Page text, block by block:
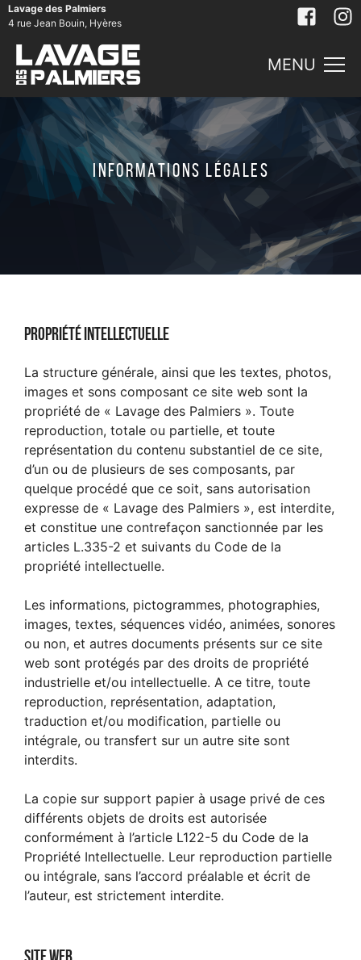
Lavage des Palmiers
4 rue Jean Bouin, Hyères
MENU
INFORMATIONS LÉGALES
Propriété Intellectuelle
La structure générale, ainsi que les textes, photos,
images et sons composant ce site web sont la
propriété de « Lavage des Palmiers ». Toute
reproduction, totale ou partielle, et toute
représentation du contenu substantiel de ce site,
d’un ou de plusieurs de ses composants, par
quelque procédé que ce soit, sans autorisation
expresse de « Lavage des Palmiers », est interdite,
et constitue une contrefaçon sanctionnée par les
articles L.335-2 et suivants du Code de la
propriété intellectuelle.
Les informations, pictogrammes, photographies,
images, textes, séquences vidéo, animées, sonores
ou non, et autres documents présents sur ce site
web sont protégés par des droits de propriété
industrielle et/ou intellectuelle. A ce titre, toute
reproduction, représentation, adaptation,
traduction et/ou modification, partielle ou
intégrale, ou transfert sur un autre site sont
interdits.
La copie sur support papier à usage privé de ces
différents objets de droits est autorisée
conformément à l’article L122-5 du Code de la
Propriété Intellectuelle. Leur reproduction partielle
ou intégrale, sans l’accord préalable et écrit de
l’auteur, est strictement interdite.
Site web